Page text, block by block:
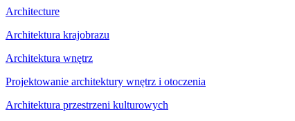
Architecture
Architektura krajobrazu
Architektura wnętrz
Projektowanie architektury wnętrz i otoczenia
Architektura przestrzeni kulturowych